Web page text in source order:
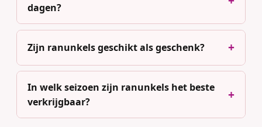
dagen?
Zijn ranunkels geschikt als geschenk?
In welk seizoen zijn ranunkels het beste
verkrijgbaar?